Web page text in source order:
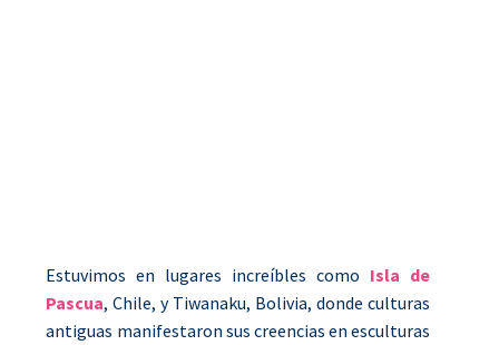
Estuvimos en lugares increíbles como Isla de
Pascua, Chile, y Tiwanaku, Bolivia, donde culturas
antiguas manifestaron sus creencias en esculturas